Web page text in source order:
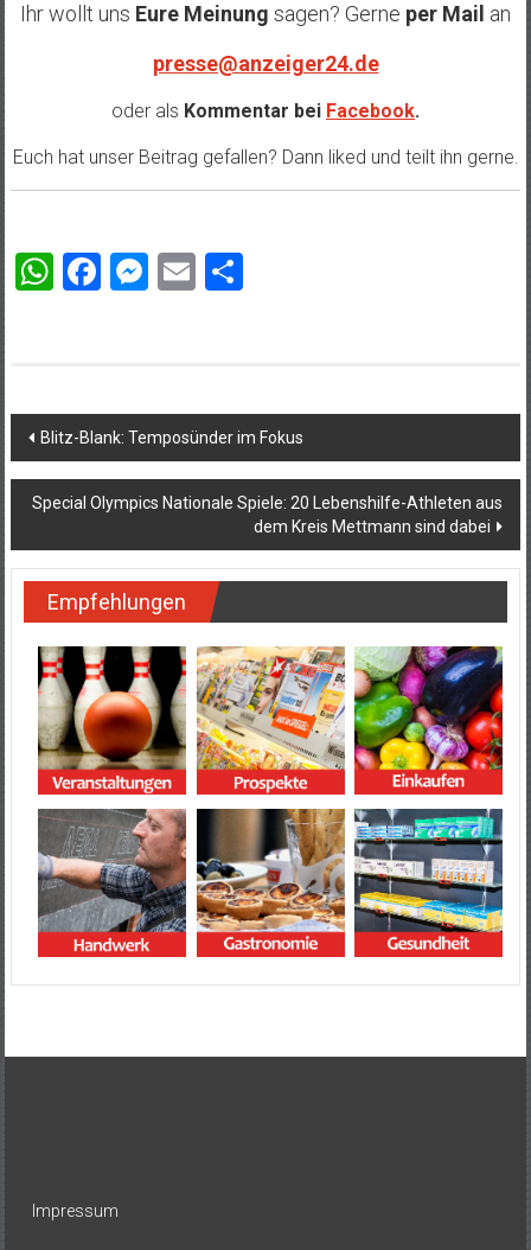
Ihr wollt uns Eure Meinung sagen? Gerne per Mail an
presse@anzeiger24.de
oder als Kommentar bei Facebook.
Euch hat unser Beitrag gefallen? Dann liked und teilt ihn gerne.
WhatsApp
Facebook
Messenger
EmailTeilen
Beitragsnavigation
Blitz-Blank: Temposünder im Fokus
Special Olympics Nationale Spiele: 20 Lebenshilfe-Athleten aus
dem Kreis Mettmann sind dabei
Empfehlungen
Impressum